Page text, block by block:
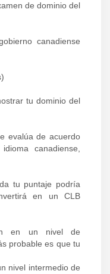
de dominio del
canadiense
tu dominio del
evalúa de acuerdo
canadiense,
tu puntaje podría
en un CLB
en un nivel de
probable es que tu
nivel intermedio de